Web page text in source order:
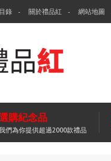
錄 關於禮品紅 網站地圖
購紀念品
們為你提供超過2000款禮品